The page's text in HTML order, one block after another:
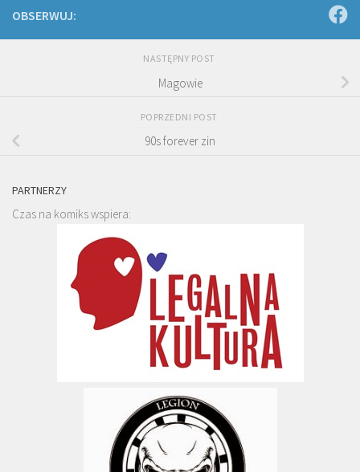
OBSERWUJ:
NASTĘPNY POST
Magowie
POPRZEDNI POST
90s forever zin
PARTNERZY
Czas na komiks wspiera: